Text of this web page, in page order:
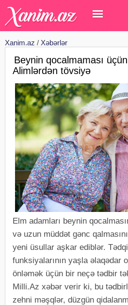
Xanim.az / Xəbərlər
Beynin qocalmaması
Alimlərdən tövsiyə
Elm adamları beynin
və uzun müddət gənc
yeni üsullar aşkar ediblər.
funksiyalarının yaşla əlaqədar
önləmək üçün bir neçə tədbir
Milli.Az xəbər verir ki, bu
zehni məşqlər, düzgün